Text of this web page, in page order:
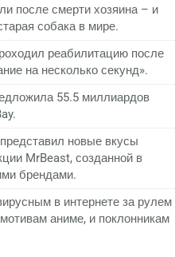
после смерти хозяина – и
собака в мире.
реабилитацию после
на несколько секунд».
55.5 миллиардов
новые вкусы
MrBeast, созданной в
брендами.
в интернете за рулем
аниме, и поклонникам